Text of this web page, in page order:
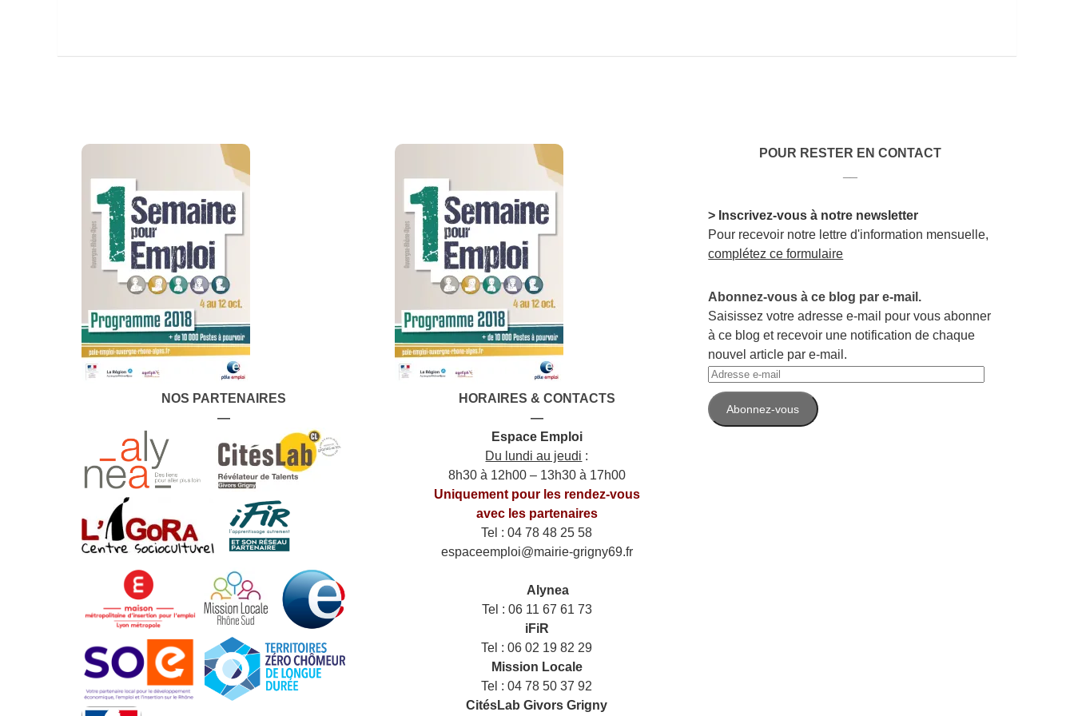
NOS PARTENAIRES
—
HORAIRES & CONTACTS
—
Espace Emploi
Du lundi au jeudi :
8h30 à 12h00 – 13h30 à 17h00
Uniquement pour les rendez-vous
avec les partenaires
Tel : 04 78 48 25 58
espaceemploi@mairie-grigny69.fr
Alynea
Tel : 06 11 67 61 73
iFiR
Tel : 06 02 19 82 29
Mission Locale
Tel : 04 78 50 37 92
CitésLab Givors Grigny
POUR RESTER EN CONTACT
> Inscrivez-vous à notre newsletter
Pour recevoir notre lettre d'information mensuelle,
complétez ce formulaire
Abonnez-vous à ce blog par e-mail.
Saisissez votre adresse e-mail pour vous abonner
à ce blog et recevoir une notification de chaque
nouvel article par e-mail.
Adresse
e-
mailAbonnez-vous